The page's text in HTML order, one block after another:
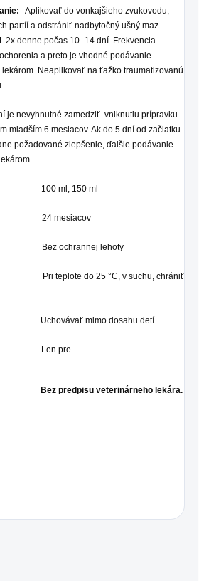
Aplikovať do vonkajšieho zvukovodu,
partíí a odstrániť nadbytočný ušný maz
2x denne počas 10 -14 dní. Frekvencia
a preto je vhodné podávanie
Neaplikovať na ťažko traumatizovanú
je nevyhnutné zamedziť vniknutiu prípravku
mladším 6 mesiacov. Ak do 5 dní od začiatku
požadované zlepšenie, ďalšie podávanie
ml, 150 ml
mesiacov
ochrannej lehoty
teplote do 25 °C, v suchu, chrániť
dosahu detí.
pre
veterinárneho lekára.